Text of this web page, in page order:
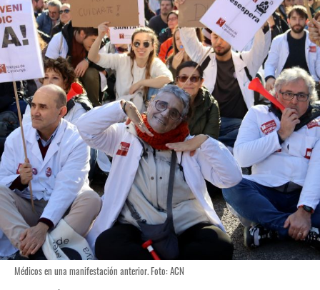
Médicos en una manifestación anterior. Foto: ACN